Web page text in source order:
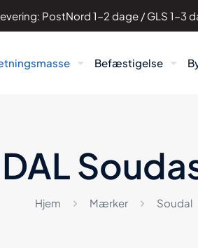
PostNord 1-2 dage / GLS 1-3
Befæstigelse
Hjem Mærker Soudal